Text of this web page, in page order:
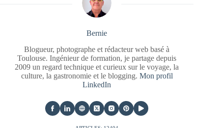
Bernie
Blogueur, photographe et rédacteur web basé à
Toulouse. Ingénieur de formation, je partage depuis
2009 un regard technique et curieux sur le voyage, la
culture, la gastronomie et le blogging. Mon profil
LinkedIn